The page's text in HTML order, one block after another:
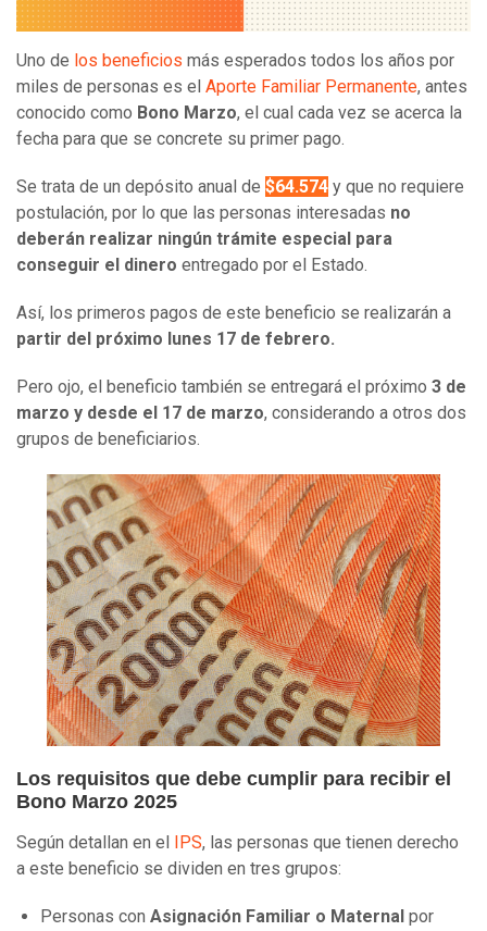
Uno de los beneficios más esperados todos los años por
miles de personas es el Aporte Familiar Permanente, antes
conocido como Bono Marzo, el cual cada vez se acerca la
fecha para que se concrete su primer pago.
Se trata de un depósito anual de $64.574 y que no requiere
postulación, por lo que las personas interesadas no
deberán realizar ningún trámite especial para
conseguir el dinero entregado por el Estado.
Así, los primeros pagos de este beneficio se realizarán a
partir del próximo lunes 17 de febrero.
Pero ojo, el beneficio también se entregará el próximo 3 de
marzo y desde el 17 de marzo, considerando a otros dos
grupos de beneficiarios.
Los requisitos que debe cumplir para recibir el
Bono Marzo 2025
Según detallan en el IPS, las personas que tienen derecho
a este beneficio se dividen en tres grupos:
Personas con Asignación Familiar o Maternal por